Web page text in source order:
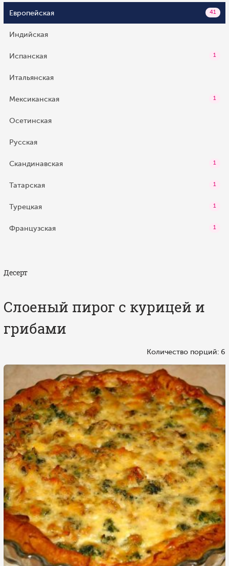
Европейская 41
Индийская
Испанская 1
Итальянская
Мексиканская 1
Осетинская
Русская
Скандинавская 1
Татарская 1
Турецкая 1
Французская 1
Десерт
Слоеный пирог с курицей и
грибами
Количество порций: 6